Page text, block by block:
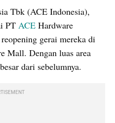
Tbk (ACE Indonesia),
PT ACE Hardware
gerai mereka di
Mall. Dengan luas area
dari sebelumnya.